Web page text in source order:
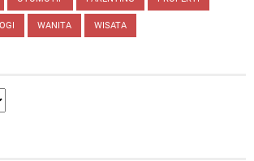
WANITA WISATA